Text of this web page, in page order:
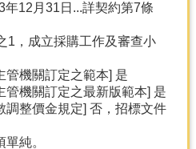
年12月31日...詳契約第7條
1，成立採購工作及審查小
管機關訂定之範本] 是
管機關訂定之最新版範本] 是
調整價金規定] 否，招標文件
純。